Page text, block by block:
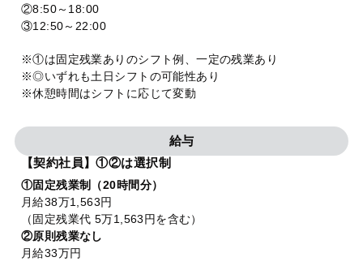
②8:50～18:00
③12:50～22:00
※①は固定残業ありのシフト例、一定の残業あり
※◎いずれも土日シフトの可能性あり
※休憩時間はシフトに応じて変動
給与
【契約社員】①②は選択制
①固定残業制（20時間分）
月給38万1,563円
（固定残業代 5万1,563円を含む）
②原則残業なし
月給33万円